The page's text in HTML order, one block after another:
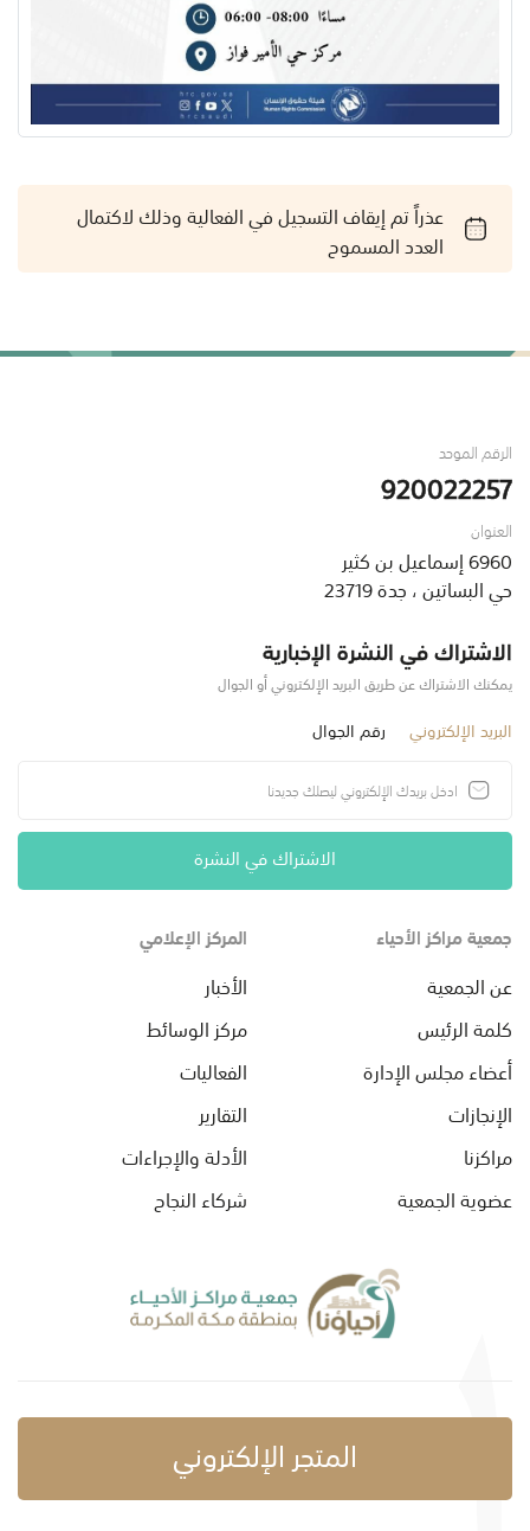
عذراً تم إيقاف التسجيل في الفعالية وذلك لاكتمال
العدد المسموح
الرقم الموحد
920022257
العنوان
6960 إسماعيل بن كثير
حي البساتين ، جدة 23719
الاشتراك في النشرة الإخبارية
يمكنك الاشتراك عن طريق البريد الإلكتروني أو الجوال
البريد الإلكتروني رقم الجوال
الاشتراك في النشرة
جمعية مراكز الأحياء
عن الجمعية
كلمة الرئيس
أعضاء مجلس الإدارة
الإنجازات
مراكزنا
عضوية الجمعية
المركز الإعلامي
الأخبار
مركز الوسائط
الفعاليات
التقارير
الأدلة والإجراءات
شركاء النجاح
المتجر الإلكتروني